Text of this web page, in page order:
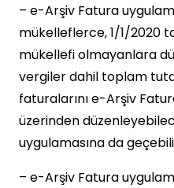
– e-Arşiv Fatura
mükelleflerce, 1/1/2020
mükellefi olmayanlara
vergiler dahil toplam
faturalarını e-Arşiv
üzerinden
uygulamasına da
– e-Arşiv Fatura